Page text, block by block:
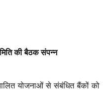
की बैठक संपन्न
योजनाओं से संबंधित बैंकों को